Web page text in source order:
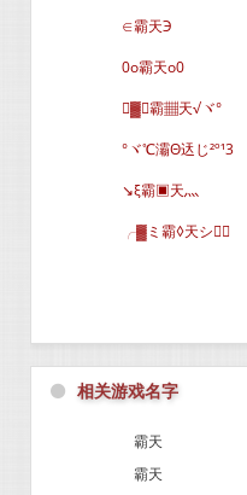
∈霸天Э
0o霸天o0
▓∈霸▦天√ヾ°
°ヾ℃灞Θ迗じ²º¹3
↘ξ霸▣天灬
╭▓ミ霸◊天シ∈
⚫ 相关游戏名字
霸天
霸天